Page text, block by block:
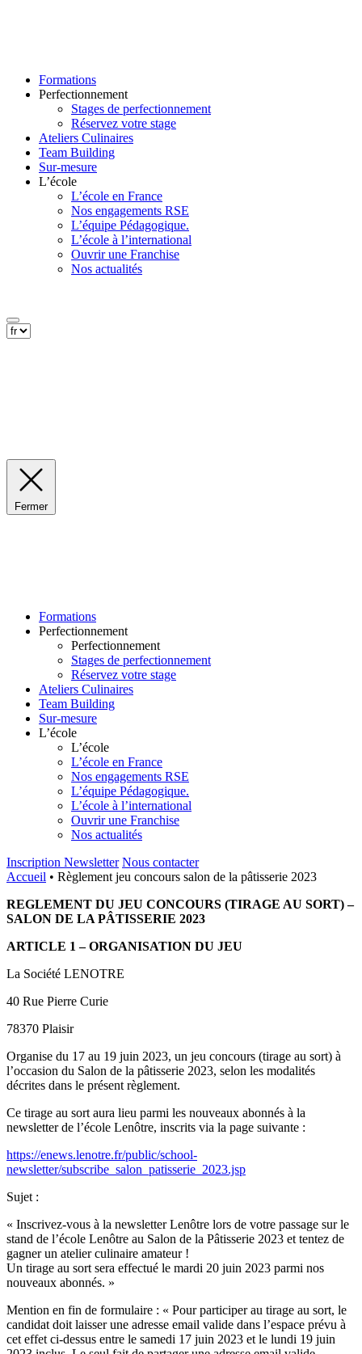
Formations
Perfectionnement
Stages de perfectionnement
Réservez votre stage
Ateliers Culinaires
Team Building
Sur-mesure
L’école
L’école en France
Nos engagements RSE
L’équipe Pédagogique.
L’école à l’international
Ouvrir une Franchise
Nos actualités
Fermer
Formations
Perfectionnement
Perfectionnement
Stages de perfectionnement
Réservez votre stage
Ateliers Culinaires
Team Building
Sur-mesure
L’école
L’école
L’école en France
Nos engagements RSE
L’équipe Pédagogique.
L’école à l’international
Ouvrir une Franchise
Nos actualités
Inscription Newsletter Nous contacter
Accueil • Règlement jeu concours salon de la pâtisserie 2023
REGLEMENT DU JEU CONCOURS (TIRAGE AU SORT) –
SALON DE LA PÂTISSERIE 2023
ARTICLE 1 – ORGANISATION DU JEU
La Société LENOTRE
40 Rue Pierre Curie
78370 Plaisir
Organise du 17 au 19 juin 2023, un jeu concours (tirage au sort) à
l’occasion du Salon de la pâtisserie 2023, selon les modalités
décrites dans le présent règlement.
Ce tirage au sort aura lieu parmi les nouveaux abonnés à la
newsletter de l’école Lenôtre, inscrits via la page suivante :
https://enews.lenotre.fr/public/school-
newsletter/subscribe_salon_patisserie_2023.jsp
Sujet :
« Inscrivez-vous à la newsletter Lenôtre lors de votre passage sur le
stand de l’école Lenôtre au Salon de la Pâtisserie 2023 et tentez de
gagner un atelier culinaire amateur !
Un tirage au sort sera effectué le mardi 20 juin 2023 parmi nos
nouveaux abonnés. »
Mention en fin de formulaire : « Pour participer au tirage au sort, le
candidat doit laisser une adresse email valide dans l’espace prévu à
cet effet ci-dessus entre le samedi 17 juin 2023 et le lundi 19 juin